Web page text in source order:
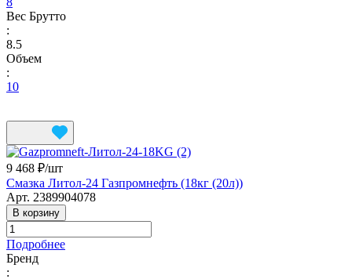
Вес Брутто
:
8.5
Объем
:
10
9 468 ₽/шт
Смазка Литол-24 Газпромнефть (18кг (20л))
Арт. 2389904078
В корзину
Подробнее
Бренд
: